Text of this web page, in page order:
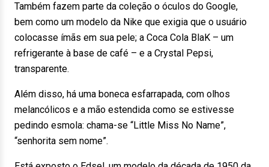
Também fazem parte da coleção o óculos do Google,
bem como um modelo da Nike que exigia que o usuário
colocasse ímãs em sua pele; a Coca Cola BlaK – um
refrigerante à base de café – e a Crystal Pepsi,
transparente.
Além disso, há uma boneca esfarrapada, com olhos
melancólicos e a mão estendida como se estivesse
pedindo esmola: chama-se “Little Miss No Name”,
“senhorita sem nome”.